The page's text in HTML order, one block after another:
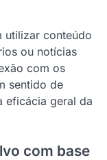
utilizar conteúdo
ou notícias
com os
sentido de
eficácia geral da
com base